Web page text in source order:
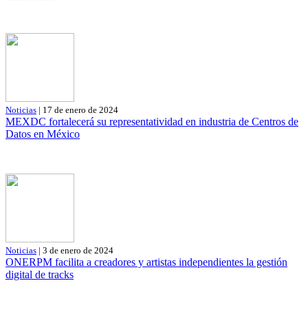
Noticias | 17 de enero de 2024
MEXDC fortalecerá su representatividad en industria de Centros de
Datos en México
Noticias | 3 de enero de 2024
ONERPM facilita a creadores y artistas independientes la gestión
digital de tracks